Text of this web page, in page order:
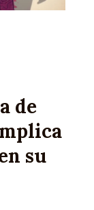
de
su